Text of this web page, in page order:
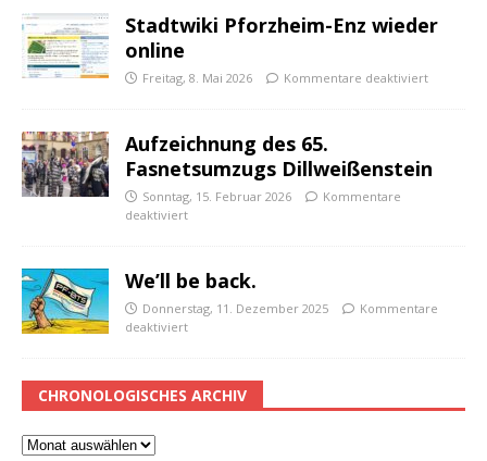
Stadtwiki Pforzheim-Enz wieder
online
Freitag, 8. Mai 2026 Kommentare deaktiviert
Aufzeichnung des 65.
Fasnetsumzugs Dillweißenstein
Sonntag, 15. Februar 2026
Kommentare
deaktiviert
We’ll be back.
Donnerstag, 11. Dezember 2025
Kommentare
deaktiviert
CHRONOLOGISCHES ARCHIV